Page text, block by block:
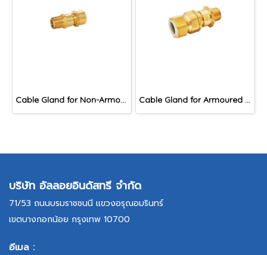
Cable Gland for Non-Armoured Cable, DNAF Series Cable Gland for Armoured Cable, DAC Series
บริษัท อัลลอยอินดัสทรี จำกัด
71/53 ถนนบรมราชชนนี แขวงอรุณอมรินทร์
เขตบางกอกน้อย กรุงเทพ 10700
อีเมล :